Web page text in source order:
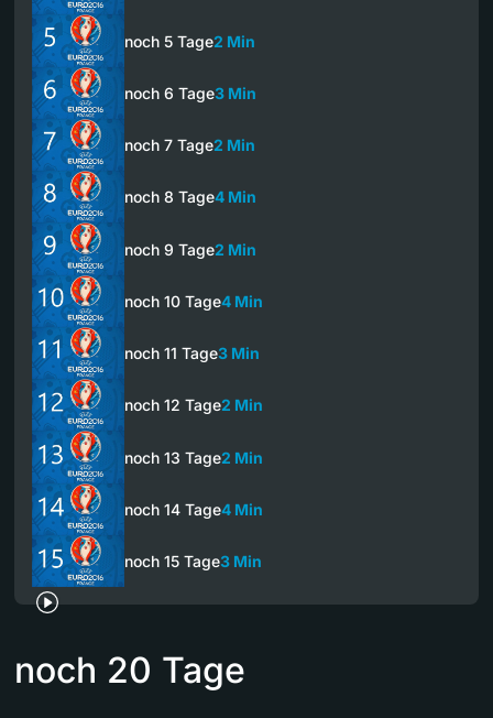
noch 5 Tage2 Min
noch 6 Tage3 Min
noch 7 Tage2 Min
noch 8 Tage4 Min
noch 9 Tage2 Min
noch 10 Tage4 Min
noch 11 Tage3 Min
noch 12 Tage2 Min
noch 13 Tage2 Min
noch 14 Tage4 Min
noch 15 Tage3 Min
noch 20 Tage